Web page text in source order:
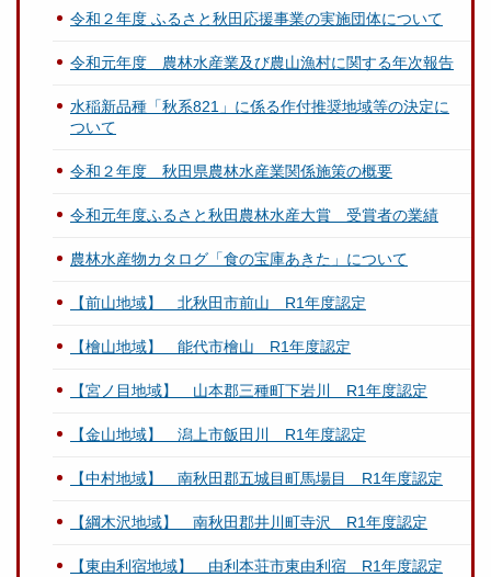
令和２年度 ふるさと秋田応援事業の実施団体について
令和元年度 農林水産業及び農山漁村に関する年次報告
水稲新品種「秋系821」に係る作付推奨地域等の決定に
ついて
令和２年度 秋田県農林水産業関係施策の概要
令和元年度ふるさと秋田農林水産大賞 受賞者の業績
農林水産物カタログ「食の宝庫あきた」について
【前山地域】 北秋田市前山 R1年度認定
【檜山地域】 能代市檜山 R1年度認定
【宮ノ目地域】 山本郡三種町下岩川 R1年度認定
【金山地域】 潟上市飯田川 R1年度認定
【中村地域】 南秋田郡五城目町馬場目 R1年度認定
【綱木沢地域】 南秋田郡井川町寺沢 R1年度認定
【東由利宿地域】 由利本荘市東由利宿 R1年度認定